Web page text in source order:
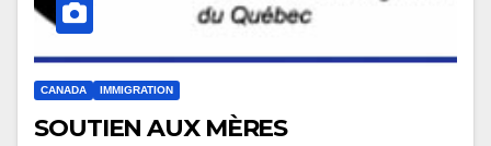
CANADA IMMIGRATION
SOUTIEN AUX MÈRES